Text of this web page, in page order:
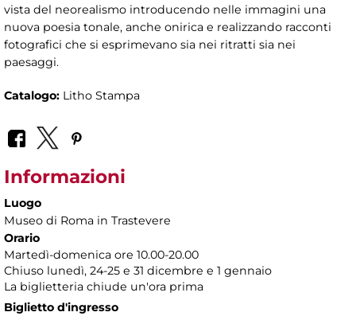
vista del neorealismo introducendo nelle immagini una
nuova poesia tonale, anche onirica e realizzando racconti
fotografici che si esprimevano sia nei ritratti sia nei
paesaggi.
Catalogo: Litho Stampa
Informazioni
Luogo
Museo di Roma in Trastevere
Orario
Martedì-domenica ore 10.00-20.00
Chiuso lunedì, 24-25 e 31 dicembre e 1 gennaio
La biglietteria chiude un'ora prima
Biglietto d'ingresso